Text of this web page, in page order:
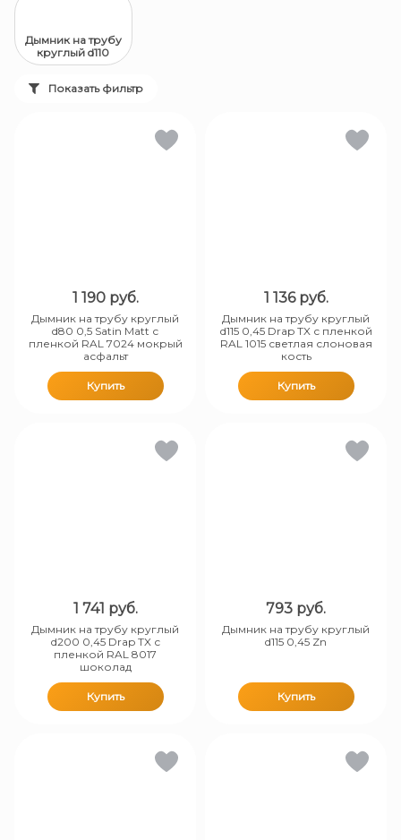
Дымник на трубу
круглый d110
Показать фильтр
1 190 руб.
Дымник на трубу круглый
d80 0,5 Satin Matt с
пленкой RAL 7024 мокрый
асфальт
Купить
1 136 руб.
Дымник на трубу круглый
d115 0,45 Drap TX с пленкой
RAL 1015 светлая слоновая
кость
Купить
1 741 руб.
Дымник на трубу круглый
d200 0,45 Drap TX с
пленкой RAL 8017
шоколад
Купить
793 руб.
Дымник на трубу круглый
d115 0,45 Zn
Купить